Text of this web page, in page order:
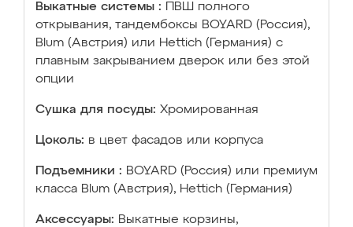
Выкатные системы :
ПВШ полного
открывания, тандембоксы BOYARD (Россия),
Blum (Австрия) или Hettich (Германия) с
плавным закрыванием дверок или без этой
опции
Сушка для посуды: Хромированная
Цоколь: в цвет фасадов или корпуса
Подъемники : BOYARD (Россия) или премиум
класса Blum (Австрия), Hettich (Германия)
Аксессуары: Выкатные корзины,